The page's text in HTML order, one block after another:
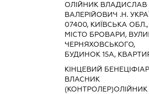
ОЛІЙНИК ВЛАДИСЛАВ
ВАЛЕРІЙОВИЧ .Н.
07400, КИЇВСЬКА ОБЛ.,
МІСТО БРОВАРИ,
ЧЕРНЯХОВСЬКОГО,
БУДИНОК 15А,
КІНЦЕВИЙ
ВЛАСНИК
(КОНТРОЛЕР)ОЛІЙНИК